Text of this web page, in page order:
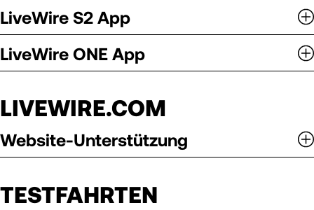
LiveWire S2 App
LiveWire ONE App
LIVEWIRE.COM
Website-Unterstützung
TESTFAHRTEN